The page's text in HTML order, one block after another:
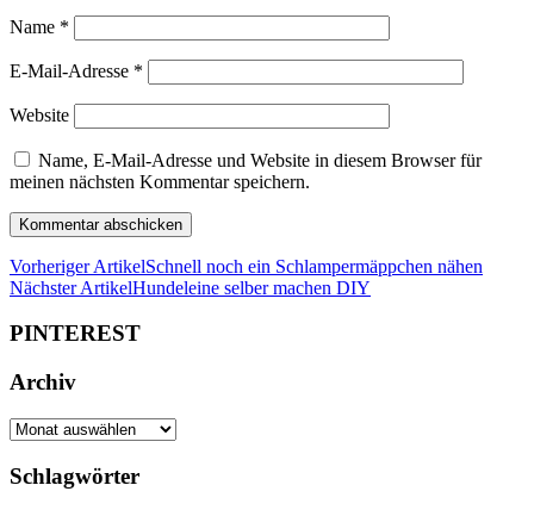
Name *
E-Mail-Adresse *
Website
Name, E-Mail-Adresse und Website in diesem Browser für
meinen nächsten Kommentar speichern.
Vorheriger ArtikelSchnell noch ein Schlampermäppchen nähen
Nächster ArtikelHundeleine selber machen DIY
PINTEREST
Archiv
Archiv
Schlagwörter